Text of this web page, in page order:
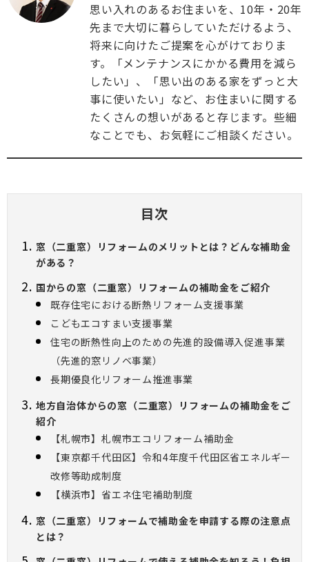
思い入れのあるお住まいを、10年・20年
先まで大切に暮らしていただけるよう、
将来に向けたご提案を心がけておりま
す。「メンテナンスにかかる費用を減ら
したい」、「思い出のある家をずっと大
事に使いたい」など、お住まいに関する
たくさんの想いがあると存じます。些細
なことでも、お気軽にご相談ください。
目次
窓（二重窓）リフォームのメリットとは？どんな補助金
がある？
国からの窓（二重窓）リフォームの補助金をご紹介
既存住宅における断熱リフォーム支援事業
こどもエコすまい支援事業
住宅の断熱性向上のための先進的設備導入促進事業
（先進的窓リノベ事業）
長期優良化リフォーム推進事業
地方自治体からの窓（二重窓）リフォームの補助金をご
紹介
【札幌市】札幌市エコリフォーム補助金
【東京都千代田区】令和4年度千代田区省エネルギー
改修等助成制度
【横浜市】省エネ住宅補助制度
窓（二重窓）リフォームで補助金を申請する際の注意点
とは？